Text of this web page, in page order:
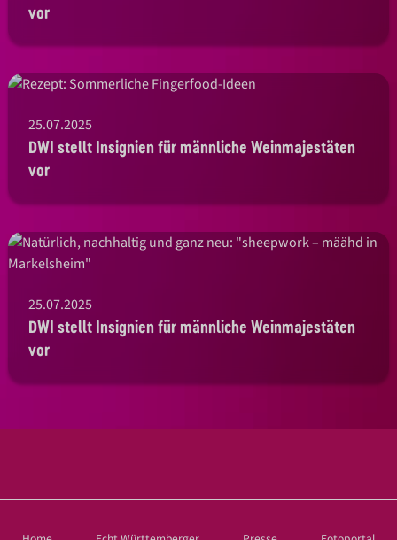
vor
25.07.2025
DWI stellt Insignien für männliche Weinmajestäten
vor
25.07.2025
DWI stellt Insignien für männliche Weinmajestäten
vor